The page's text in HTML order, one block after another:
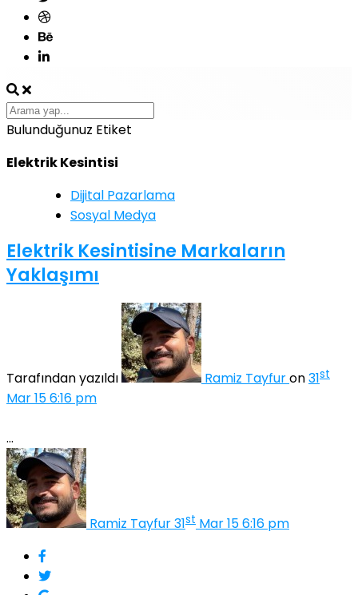
Bulunduğunuz Etiket
Elektrik Kesintisi
Dijital Pazarlama
Sosyal Medya
Elektrik Kesintisine Markaların
Yaklaşımı
Tarafından yazıldı Ramiz Tayfuron31st
Mar 15 6:16 pm
...
Ramiz Tayfur31st Mar 15 6:16 pm